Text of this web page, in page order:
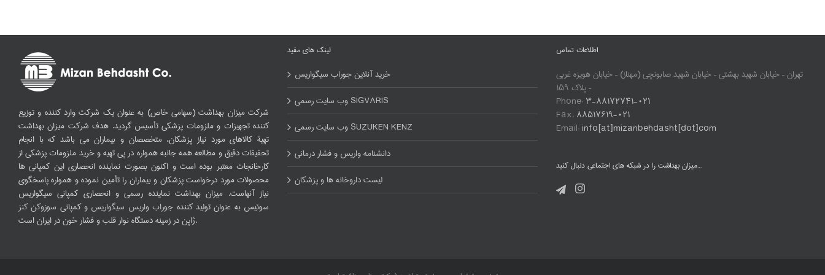
شرکت میزان بهداشت (سهامی خاص) به عنوان یک شرکت وارد کننده و توزیع
کننده تجهیزات و ملزومات پزشکی تأسیس گردید. هدف شرکت میزان بهداشت
تهیۀ کالاهای مورد نیاز پزشکان، متخصصان و بیماران می باشد که با انجام
تحقیقات دقیق و مطالعه همه جانبه همواره در پی تهیه و خرید ملزومات پزشکی از
کارخانجات معتبر بوده است و اکنون بصورت نماینده انحصاری این کمپانی ها
محصولات مورد درخواست پزشکان و بیماران را تأمین نموده و همواره پاسخگوی
نیاز آنهاست. میزان بهداشت نماینده رسمی و انحصاری کمپانی سیگواریس
سوئیس به عنوان تولید کننده جوراب واریس سیگواریس و کمپانی سوزوکن کنز
ژاپن در زمینه دستگاه نوار قلب و فشار خون در ایران است.
لینک های مفید
خرید آنلاین جوراب سیگواریس
وب سایت رسمی SIGVARIS
وب سایت رسمی SUZUKEN KENZ
دانشنامه واریس و فشار درمانی
لیست داروخانه ها و پزشکان
اطلاعات تماس
تهران – خیابان شهید بهشتی – خیابان شهید صابونچی (مهناز) – خیابان هویزه غربی
– پلاک ۱۵۹
Phone:۳-۸۸۱۷۲۷۴۱-۰۲۱
Fax:۸۸۵۱۷۶۱۹-۰۲۱
Email:info[at]mizanbehdasht[dot]com
میزان بهداشت را در شبکه های اجتماعی دنبال کنید…